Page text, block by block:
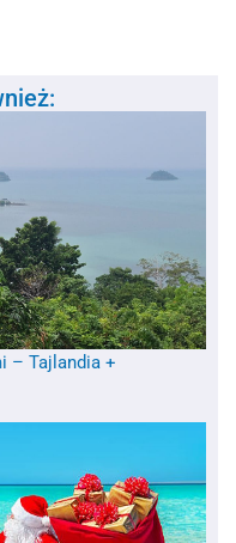
– Tajlandia +